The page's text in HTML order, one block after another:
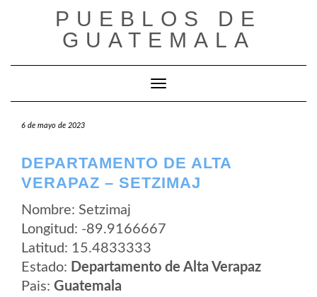
PUEBLOS DE
GUATEMALA
Cambiar modo de navegación
6 de mayo de 2023
DEPARTAMENTO DE ALTA
VERAPAZ – SETZIMAJ
Nombre: Setzimaj
Longitud: -89.9166667
Latitud: 15.4833333
Estado: Departamento de Alta Verapaz
Pais: Guatemala